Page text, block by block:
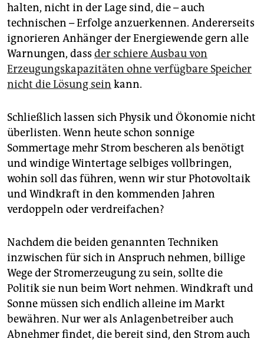
halten, nicht in der Lage sind, die – auch
technischen – Erfolge anzuerkennen. Andererseits
ignorieren Anhänger der Energiewende gern alle
Warnungen, dass der schiere Ausbau von
Erzeugungskapazitäten ohne verfügbare Speicher
nicht die Lösung sein kann.
Schließlich lassen sich Physik und Ökonomie nicht
überlisten. Wenn heute schon sonnige
Sommertage mehr Strom bescheren als benötigt
und windige Wintertage selbiges vollbringen,
wohin soll das führen, wenn wir stur Photovoltaik
und Windkraft in den kommenden Jahren
verdoppeln oder verdreifachen?
Nachdem die beiden genannten Techniken
inzwischen für sich in Anspruch nehmen, billige
Wege der Stromerzeugung zu sein, sollte die
Politik sie nun beim Wort nehmen. Windkraft und
Sonne müssen sich endlich alleine im Markt
bewähren. Nur wer als Anlagenbetreiber auch
Abnehmer findet, die bereit sind, den Strom auch